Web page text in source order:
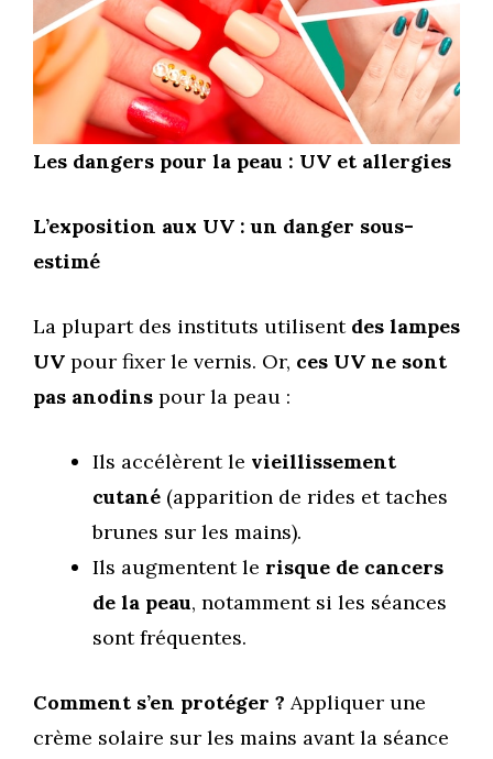
Les dangers pour la peau : UV et allergies
L’exposition aux UV : un danger sous-
estimé
La plupart des instituts utilisent des lampes
UV pour fixer le vernis. Or, ces UV ne sont
pas anodins pour la peau :
Ils accélèrent le vieillissement
cutané (apparition de rides et taches
brunes sur les mains).
Ils augmentent le risque de cancers
de la peau, notamment si les séances
sont fréquentes.
Comment s’en protéger ? Appliquer une
crème solaire sur les mains avant la séance